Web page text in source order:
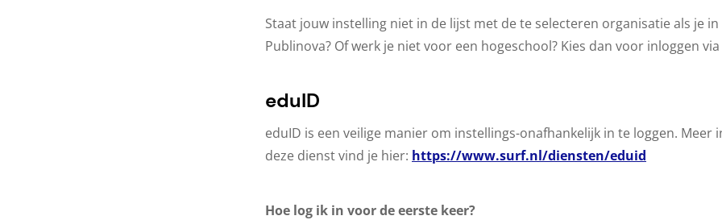
Staat jouw instelling niet in de lijst met de te selecteren organisatie als je
Publinova? Of werk je niet voor een hogeschool? Kies dan voor inloggen
eduID
eduID is een veilige manier om instellings-onafhankelijk in te loggen. Meer
deze dienst vind je hier: https://www.surf.nl/diensten/eduid
Hoe log ik in voor de eerste keer?